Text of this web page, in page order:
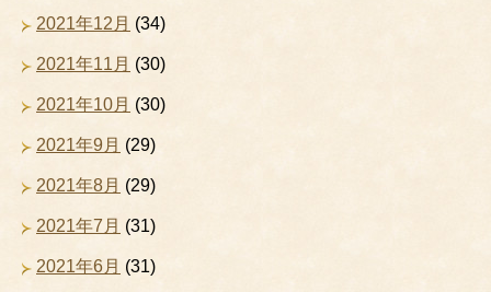
2021年12月 (34)
2021年11月 (30)
2021年10月 (30)
2021年9月 (29)
2021年8月 (29)
2021年7月 (31)
2021年6月 (31)